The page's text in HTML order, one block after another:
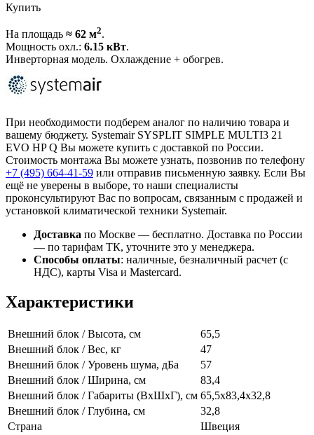
Купить
На площадь ≈ 62 м2.
Мощность охл.: 6.15 кВт.
Инверторная модель. Охлаждение + обогрев.
При необходимости подберем аналог по наличию товара и
вашему бюджету. Systemair SYSPLIT SIMPLE MULTI3 21
EVO HP Q Вы можете купить с доставкой по России.
Стоимость монтажа Вы можете узнать, позвонив по телефону
+7 (495) 664-41-59 или отправив письменную заявку. Если Вы
ещё не уверены в выборе, то наши специалисты
проконсультируют Вас по вопросам, связанным с продажей и
установкой климатической техники Systemair.
Доставка по Москве — бесплатно. Доставка по России
— по тарифам ТК, уточните это у менеджера.
Способы оплаты: наличные, безналичный расчет (с
НДС), карты Visa и Mastercard.
Характеристики
Внешний блок / Высота, см
65,5
Внешний блок / Вес, кг
47
Внешний блок / Уровень шума, дБа
57
Внешний блок / Ширина, см
83,4
Внешний блок / Габариты (ВхШхГ), см 65,5х83,4х32,8
Внешний блок / Глубина, см
32,8
Страна
Швеция